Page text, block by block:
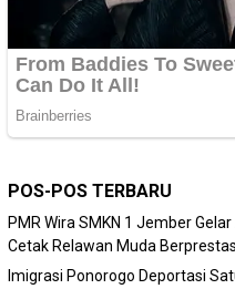
POS-POS TERBARU
PMR Wira SMKN 1 Jember
Cetak Relawan Muda
Imigrasi Ponorogo Deportasi